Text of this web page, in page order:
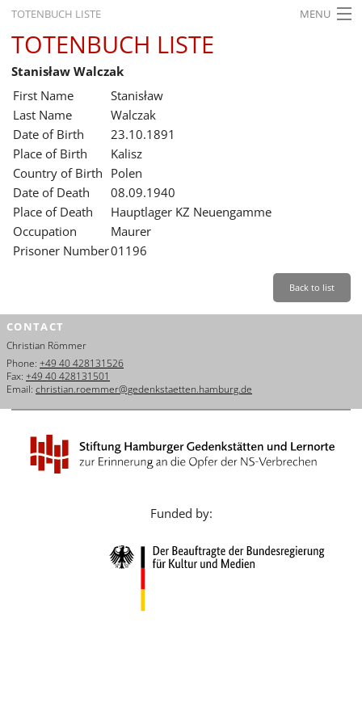
TOTENBUCH LISTE MENU
STARTSEITE
AUSSTELLUNGEN
GESCHICHTE
BILDUNG
FORSCHUNG
SERVICE
Leichte Sprache Back
Dansk
Español
Italiano
Nederlands
Português
TOTENBUCH LISTE
Stanisław Walczak
First Name
Stanisław
Last Name
Walczak
Date of Birth
23.10.1891
Place of Birth
Kalisz
Country of Birth Polen
Date of Death
08.09.1940
Place of Death
Hauptlager KZ Neuengamme
Occupation
Maurer
Prisoner Number01196
Back to list
CONTACT
Christian Römmer
Phone: +49 40 428131526
Fax: +49 40 428131501
Email: christian.roemmer@gedenkstaetten.hamburg.de
Funded by: